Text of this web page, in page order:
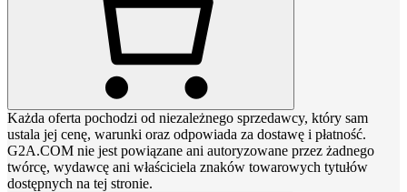
Każda oferta pochodzi od niezależnego sprzedawcy, który sam
ustala jej cenę, warunki oraz odpowiada za dostawę i płatność.
G2A.COM nie jest powiązane ani autoryzowane przez żadnego
twórcę, wydawcę ani właściciela znaków towarowych tytułów
dostępnych na tej stronie.